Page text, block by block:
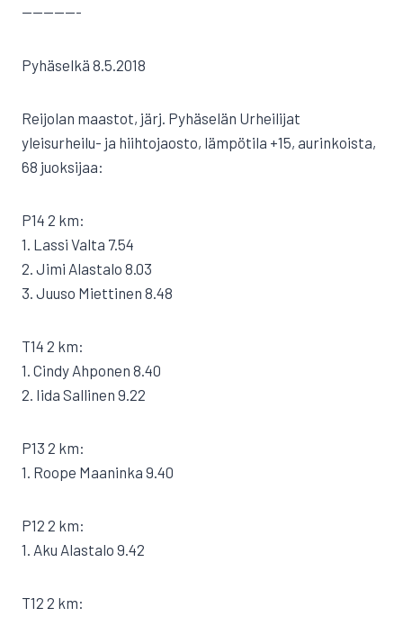
—————-
Pyhäselkä 8.5.2018
Reijolan maastot, järj. Pyhäselän Urheilijat
yleisurheilu- ja hiihtojaosto, lämpötila +15, aurinkoista,
68 juoksijaa:
P14 2 km:
1. Lassi Valta 7.54
2. Jimi Alastalo 8.03
3. Juuso Miettinen 8.48
T14 2 km:
1. Cindy Ahponen 8.40
2. Iida Sallinen 9.22
P13 2 km:
1. Roope Maaninka 9.40
P12 2 km:
1. Aku Alastalo 9.42
T12 2 km: